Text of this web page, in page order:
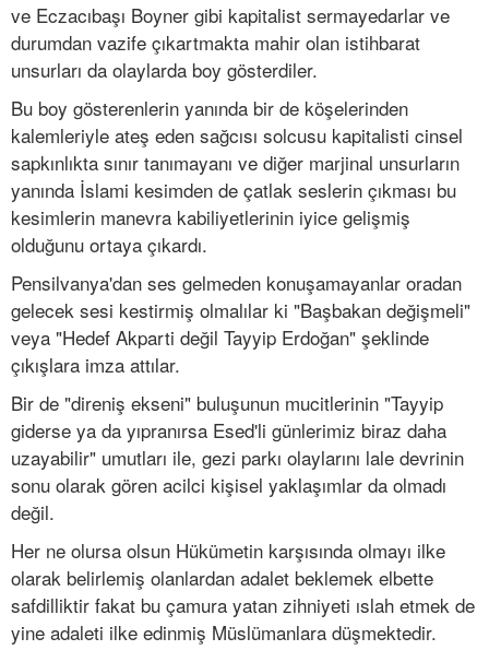
ve Eczacıbaşı Boyner gibi kapitalist sermayedarlar ve
durumdan vazife çıkartmakta mahir olan istihbarat
unsurları da olaylarda boy gösterdiler.
Bu boy gösterenlerin yanında bir de köşelerinden
kalemleriyle ateş eden sağcısı solcusu kapitalisti cinsel
sapkınlıkta sınır tanımayanı ve diğer marjinal unsurların
yanında İslami kesimden de çatlak seslerin çıkması bu
kesimlerin manevra kabiliyetlerinin iyice gelişmiş
olduğunu ortaya çıkardı.
Pensilvanya'dan ses gelmeden konuşamayanlar oradan
gelecek sesi kestirmiş olmalılar ki "Başbakan değişmeli"
veya "Hedef Akparti değil Tayyip Erdoğan" şeklinde
çıkışlara imza attılar.
Bir de "direniş ekseni" buluşunun mucitlerinin "Tayyip
giderse ya da yıpranırsa Esed'li günlerimiz biraz daha
uzayabilir" umutları ile, gezi parkı olaylarını lale devrinin
sonu olarak gören acilci kişisel yaklaşımlar da olmadı
değil.
Her ne olursa olsun Hükümetin karşısında olmayı ilke
olarak belirlemiş olanlardan adalet beklemek elbette
safdilliktir fakat bu çamura yatan zihniyeti ıslah etmek de
yine adaleti ilke edinmiş Müslümanlara düşmektedir.